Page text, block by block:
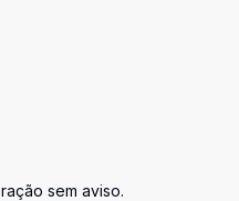
sem aviso.